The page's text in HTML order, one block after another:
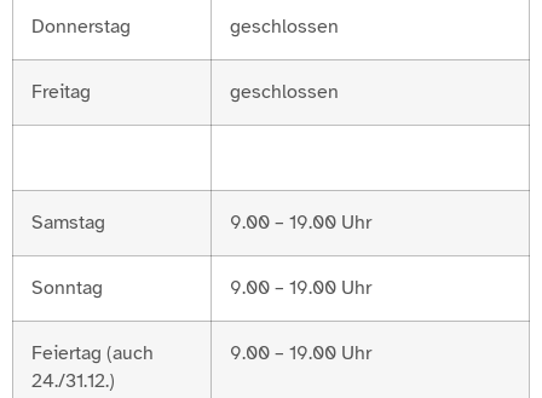
Donnerstag geschlossen
Freitag geschlossen
Samstag 9.00 – 19.00 Uhr
Sonntag 9.00 – 19.00 Uhr
Feiertag (auch
24./31.12.)
9.00 – 19.00 Uhr